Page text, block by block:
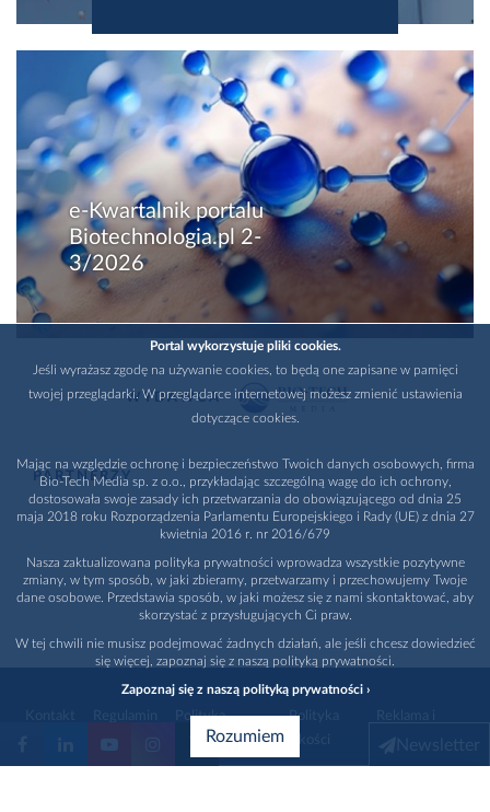
e-Kwartalnik portalu
Biotechnologia.pl 2-
3/2026
WYDAWCA
PARTNERZY
Polityka
prywatności
Polityka
promocja
Portal wykorzystuje pliki cookies.
Jeśli wyrażasz zgodę na używanie cookies, to będą one zapisane w pamięci
twojej przeglądarki. W przeglądarce internetowej możesz zmienić ustawienia
dotyczące cookies.
Mając na względzie ochronę i bezpieczeństwo Twoich danych osobowych, firma
Bio-Tech Media sp. z o.o., przykładając szczególną wagę do ich ochrony,
dostosowała swoje zasady ich przetwarzania do obowiązującego od dnia 25
maja 2018 roku Rozporządzenia Parlamentu Europejskiego i Rady (UE) z dnia 27
kwietnia 2016 r. nr 2016/679
Nasza zaktualizowana polityka prywatności wprowadza wszystkie pozytywne
zmiany, w tym sposób, w jaki zbieramy, przetwarzamy i przechowujemy Twoje
dane osobowe. Przedstawia sposób, w jaki możesz się z nami skontaktować, aby
skorzystać z przysługujących Ci praw.
W tej chwili nie musisz podejmować żadnych działań, ale jeśli chcesz dowiedzieć
się więcej, zapoznaj się z naszą polityką prywatności.
Zapoznaj się z naszą polityką prywatności ›
Rozumiem Newsletter